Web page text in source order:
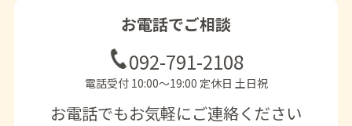
お電話でご相談
092-791-2108
電話受付 10:00〜19:00 定休日 土日祝
お電話でもお気軽にご連絡ください